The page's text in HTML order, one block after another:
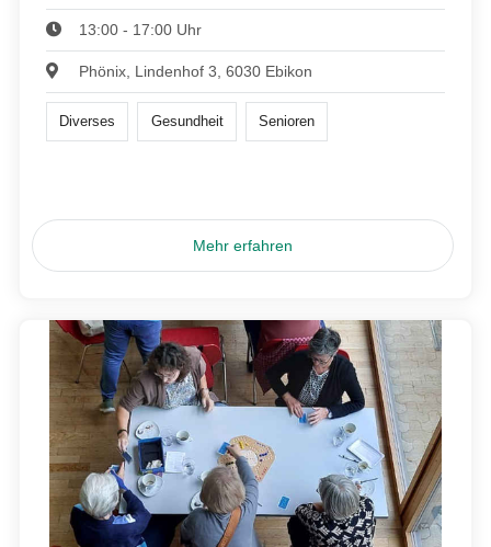
13:00 - 17:00 Uhr
Phönix, Lindenhof 3, 6030 Ebikon
Diverses Gesundheit Senioren
Mehr erfahren